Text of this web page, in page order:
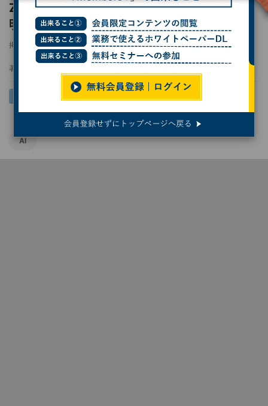
Zendesk、CEOと日本法人社長が事業戦略説
明 - Zendesk Contact Center国内展開開始
掲載日 2025/11/04 15:20
著者：
AI